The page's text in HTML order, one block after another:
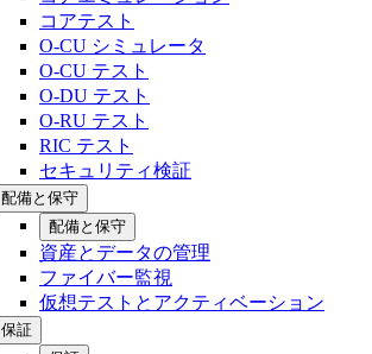
コアテスト
O-CU シミュレータ
O-CU テスト
O-DU テスト
O-RU テスト
RIC テスト
セキュリティ検証
配備と保守
配備と保守
資産とデータの管理
ファイバー監視
仮想テストとアクティベーション
保証